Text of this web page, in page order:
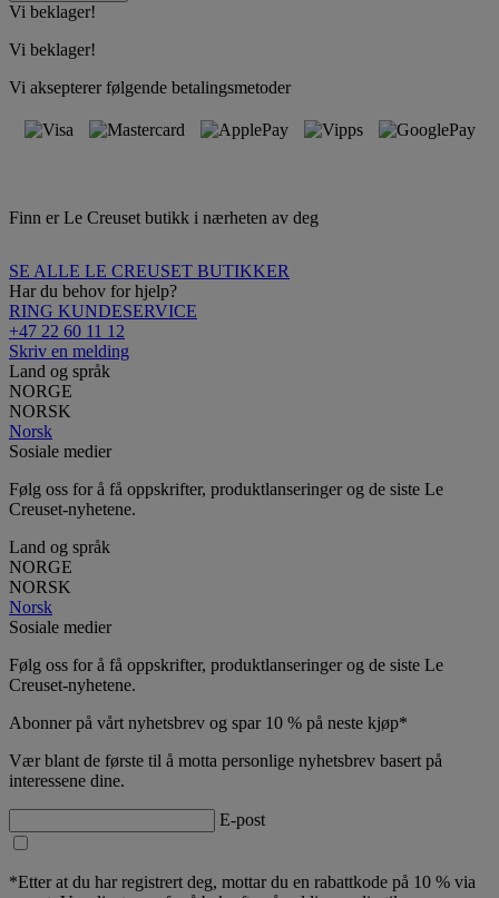
Vi beklager!
Vi beklager!
Vi aksepterer følgende betalingsmetoder
Finn er Le Creuset butikk i nærheten av deg
SE ALLE LE CREUSET BUTIKKER
Har du behov for hjelp?
RING KUNDESERVICE
+47 22 60 11 12
Skriv en melding
Land og språk
NORGE
NORSK
Norsk
Sosiale medier
Følg oss for å få oppskrifter, produktlanseringer og de siste Le
Creuset-nyhetene.
Land og språk
NORGE
NORSK
Norsk
Sosiale medier
Følg oss for å få oppskrifter, produktlanseringer og de siste Le
Creuset-nyhetene.
Abonner på vårt nyhetsbrev og spar 10 % på neste kjøp*
Vær blant de første til å motta personlige nyhetsbrev basert på
interessene dine.
E-post
*Etter at du har registrert deg, mottar du en rabattkode på 10 % via